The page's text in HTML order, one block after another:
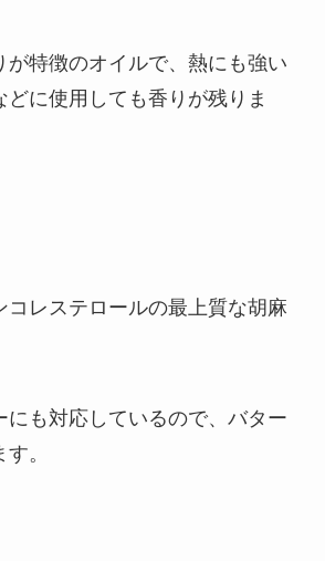
が特徴のオイルで、熱にも強い
に使用しても香りが残りま
コレステロールの最上質な胡麻
にも対応しているので、バター
。